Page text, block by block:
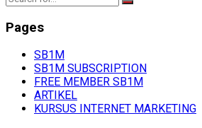
Pages
SB1M
SB1M SUBSCRIPTION
FREE MEMBER SB1M
ARTIKEL
KURSUS INTERNET MARKETING